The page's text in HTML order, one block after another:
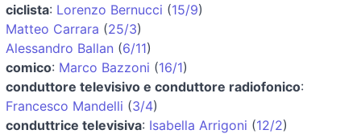
ciclista: Lorenzo Bernucci (15/9)
Matteo Carrara (25/3)
Alessandro Ballan (6/11)
comico: Marco Bazzoni (16/1)
conduttore televisivo e conduttore radiofonico:
Francesco Mandelli (3/4)
conduttrice televisiva: Isabella Arrigoni (12/2)